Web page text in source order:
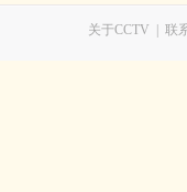
关于CCTV | 联